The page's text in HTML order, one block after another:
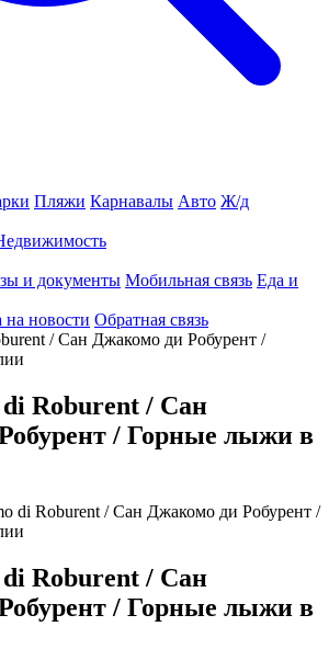
Пляжи Карнавалы Авто Ж/д
и документы Мобильная связь Еда и
новости Обратная связь
di Roburent / Сан
/ Горные лыжи в
di Roburent / Сан Джакомо ди Робурент /
di Roburent / Сан
/ Горные лыжи в